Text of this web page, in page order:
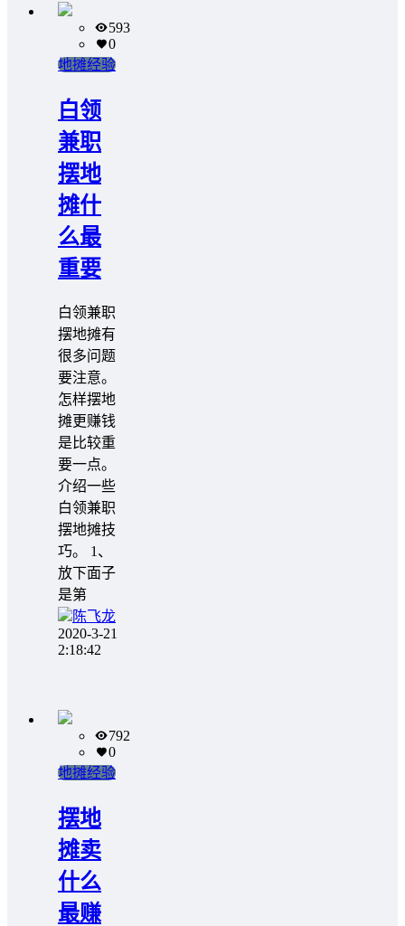
593
0
地摊经验
白领
兼职
摆地
摊什
么最
重要
白领兼职
摆地摊有
很多问题
要注意。
怎样摆地
摊更赚钱
是比较重
要一点。
介绍一些
白领兼职
摆地摊技
巧。 1、
放下面子
是第
陈飞龙
2020-3-21
2:18:42
792
0
地摊经验
摆地
摊卖
什么
最赚